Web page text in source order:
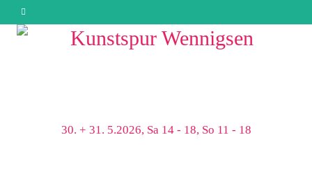
30. + 31. 5.2026, Sa 14 - 18, So 11 - 18